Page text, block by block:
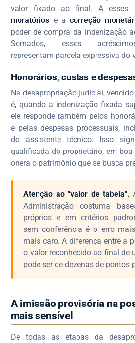
valor fixado ao final. A esses
moratórios e a correção
poder de compra da indenização
Somados, esses
representam parcela expressiva do
Honorários, custas e
Na desapropriação judicial,
é, quando a indenização fixada
ele responde também pelos
e pelas despesas processuais,
do assistente técnico. Isso
qualificada do proprietário, em
onera o patrimônio que se busca
Atenção ao "valor de tabela".
Administração costuma
próprios e em critérios
sem conferência é o erro
mais caro. A diferença entre a
o valor reconhecido ao final de
pode ser de dezenas de pontos
A imissão provisória na
mais sensível
De todas as etapas da